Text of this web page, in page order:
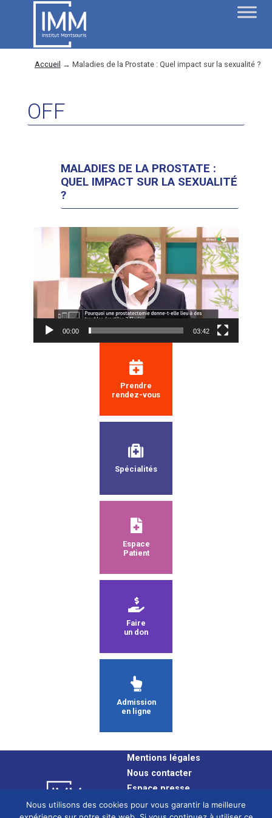
Accueil → Maladies de la Prostate : Quel impact sur la sexualité ?
OFF
MALADIES DE LA PROSTATE :
QUEL IMPACT SUR LA SEXUALITÉ
?
00:00 03:42
Prendre
rendez-vous
Spécialités
Espace
Patient
Faire
un don
Admission
en ligne
Mentions légales
Nous contacter
Espace presse
Plan du site
Nous utilisons des cookies pour vous garantir la meilleure